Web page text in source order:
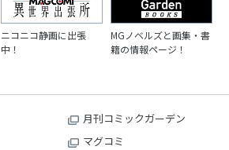
ニコニコ静画に出張
中！
MGノベルズと画集・書
籍の情報ページ！
月刊コミックガーデン
マグコミ